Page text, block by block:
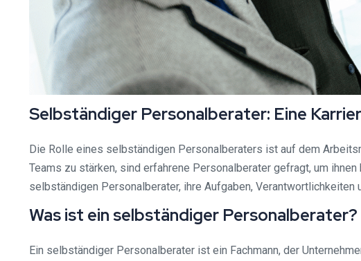
Selbständiger Personalberater: Eine
Die Rolle eines selbständigen Personalberaters ist auf dem
Teams zu stärken, sind erfahrene Personalberater gefragt, um
selbständigen Personalberater, ihre Aufgaben,
Was ist ein selbständiger Personalberater?
Ein selbständiger Personalberater ist ein Fachmann, der